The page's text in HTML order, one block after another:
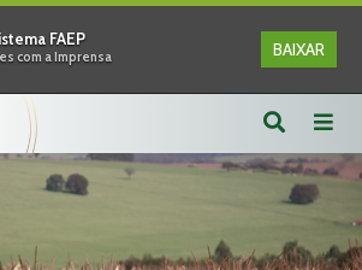
FAEP
com a Imprensa BAIXAR